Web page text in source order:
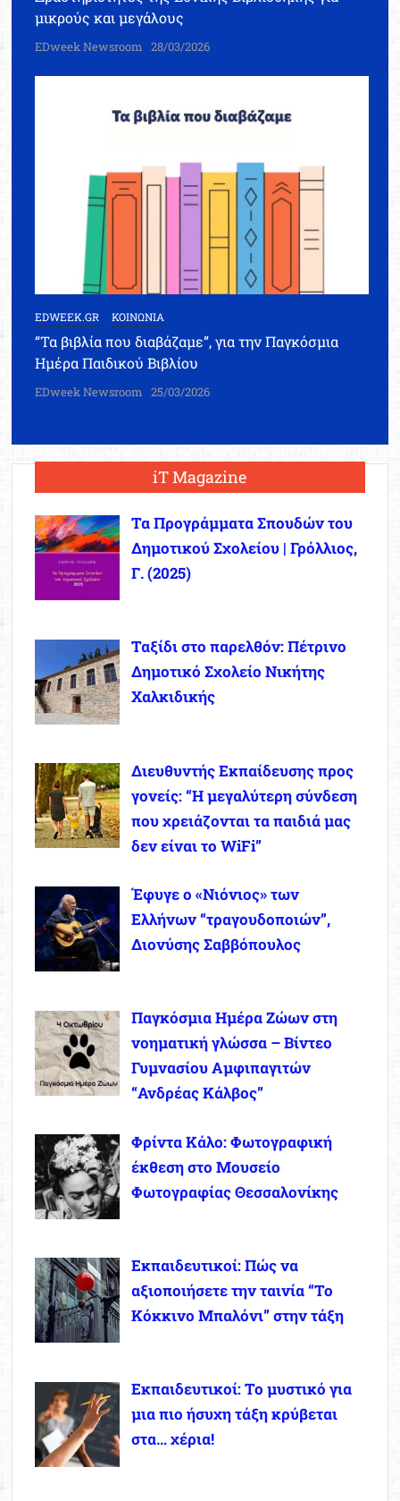
μικρούς και μεγάλους
EDweek Newsroom 28/03/2026
EDWEEK.GR ΚΟΙΝΩΝΙΑ
“Τα βιβλία που διαβάζαμε”, για την Παγκόσμια
Ημέρα Παιδικού Βιβλίου
EDweek Newsroom 25/03/2026
iT Magazine
Τα Προγράμματα Σπουδών του
Δημοτικού Σχολείου | Γρόλλιος,
Γ. (2025)
Ταξίδι στο παρελθόν: Πέτρινο
Δημοτικό Σχολείο Νικήτης
Χαλκιδικής
Διευθυντής Εκπαίδευσης προς
γονείς: “Η μεγαλύτερη σύνδεση
που χρειάζονται τα παιδιά μας
δεν είναι το WiFi”
Έφυγε ο «Νιόνιος» των
Ελλήνων “τραγουδοποιών”,
Διονύσης Σαββόπουλος
Παγκόσμια Ημέρα Ζώων στη
νοηματική γλώσσα – Βίντεο
Γυμνασίου Αμφιπαγιτών
“Ανδρέας Κάλβος”
Φρίντα Κάλο: Φωτογραφική
έκθεση στο Μουσείο
Φωτογραφίας Θεσσαλονίκης
Εκπαιδευτικοί: Πώς να
αξιοποιήσετε την ταινία “Το
Κόκκινο Μπαλόνι” στην τάξη
Εκπαιδευτικοί: Το μυστικό για
μια πιο ήσυχη τάξη κρύβεται
στα… χέρια!